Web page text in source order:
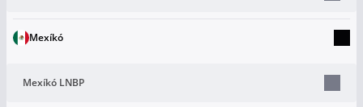
Mexíkó
Mexíkó LNBP